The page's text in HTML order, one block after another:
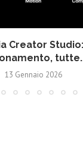
Creator
13 Gennaio 2026